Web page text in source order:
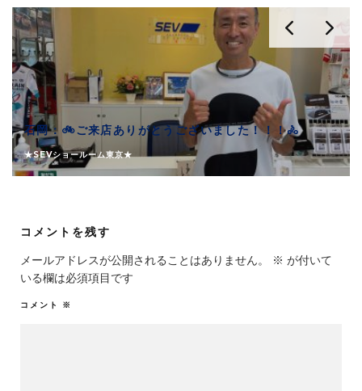
石岡：🚲ご来店ありがとうございました！！！🚴
★SEVショールーム東京★
コメントを残す
メールアドレスが公開されることはありません。 ※ が付いて
いる欄は必須項目です
コメント ※